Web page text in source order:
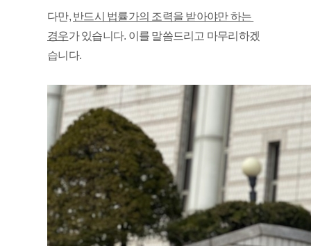
다만, 반드시 법률가의 조력을 받아야만 하는
경우가 있습니다. 이를 말씀드리고 마무리하겠
습니다.